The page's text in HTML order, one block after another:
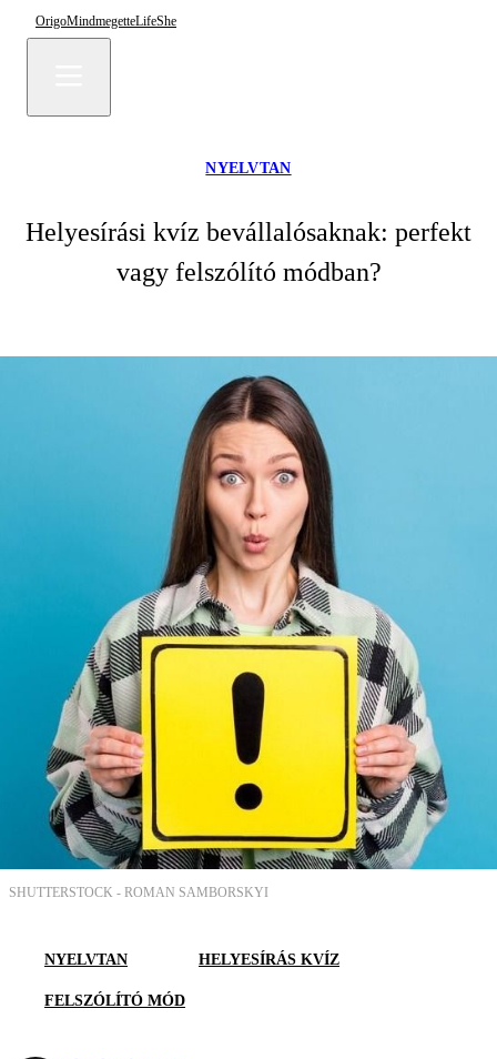
OrigoMindmegetteLifeShe
NYELVTAN
Helyesírási kvíz bevállalósaknak: perfekt
vagy felszólító módban?
SHUTTERSTOCK - ROMAN SAMBORSKYI
NYELVTAN HELYESÍRÁS KVÍZ
FELSZÓLÍTÓ MÓD